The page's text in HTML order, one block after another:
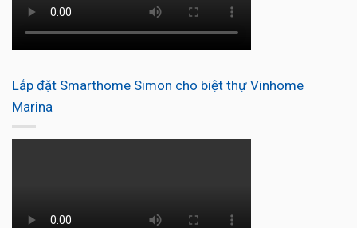
Lắp đặt Smarthome Simon cho biệt thự Vinhome
Marina